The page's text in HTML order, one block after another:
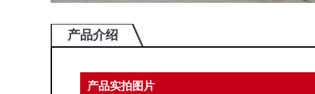
产品介绍
产品实拍图片